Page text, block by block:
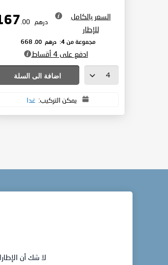
السعر بالكامل
للإطار
درهم .00
مجموعة من 4: درهم 668
.00
ادفع على 4 أقساط
اضافة الى السلة
يمكن التركيب: غدا
لا شك أن